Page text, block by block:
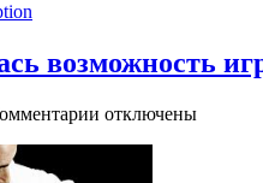
возможность
котключены